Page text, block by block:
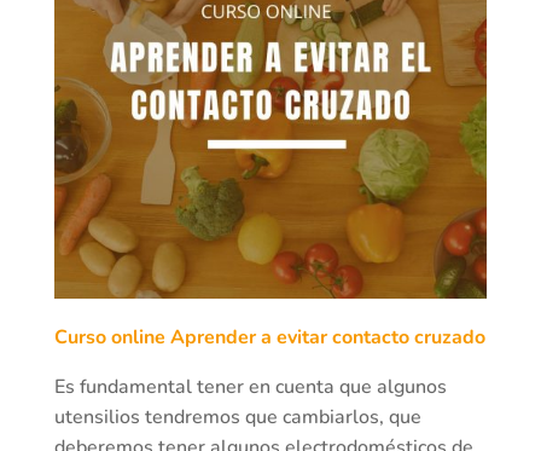
Curso online Aprender a evitar contacto cruzado
Es fundamental tener en cuenta que algunos
utensilios tendremos que cambiarlos, que